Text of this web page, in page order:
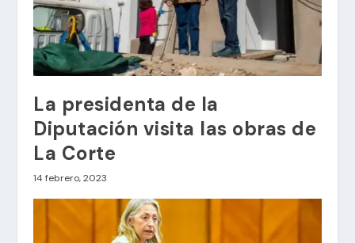
La presidenta de la
Diputación visita las obras de
La Corte
14 febrero, 2023